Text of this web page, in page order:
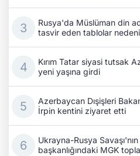
Rusya'da Müslüman din
tasvir eden tablolar
Kırım Tatar siyasi tutsak
yeni yaşına girdi
Azerbaycan Dışişleri
İrpin kentini ziyaret etti
Ukrayna-Rusya
başkanlığındaki MGK